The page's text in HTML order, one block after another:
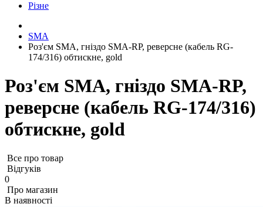
Різне
SMA
Роз'єм SMA, гніздо SMA-RP, реверсне (кабель RG-
174/316) обтискне, gold
Роз'єм SMA, гніздо SMA-RP,
реверсне (кабель RG-174/316)
обтискне, gold
Все про товар
Відгуків
0
Про магазин
В наявності